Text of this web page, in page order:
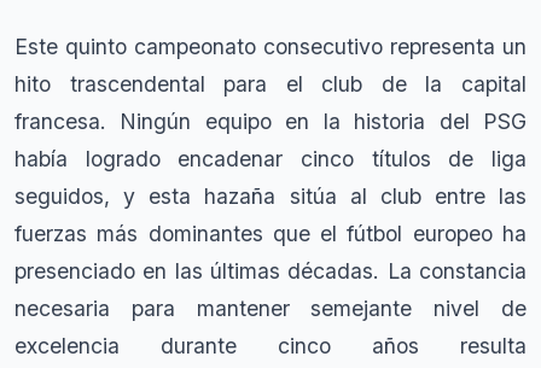
Este quinto campeonato consecutivo representa un
hito trascendental para el club de la capital
francesa. Ningún equipo en la historia del PSG
había logrado encadenar cinco títulos de liga
seguidos, y esta hazaña sitúa al club entre las
fuerzas más dominantes que el fútbol europeo ha
presenciado en las últimas décadas. La constancia
necesaria para mantener semejante nivel de
excelencia durante cinco años resulta